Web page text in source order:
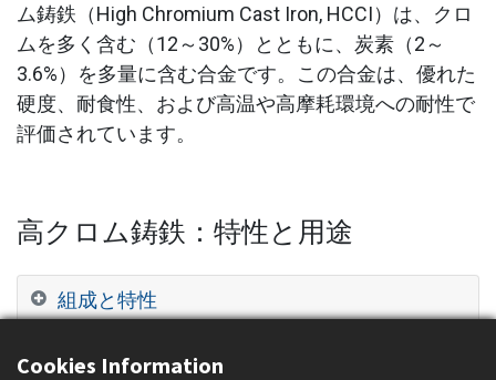
ム鋳鉄（High Chromium Cast Iron, HCCI）は、クロ
ムを多く含む（12～30%）とともに、炭素（2～
3.6%）を多量に含む合金です。この合金は、優れた
硬度、耐食性、および高温や高摩耗環境への耐性で
評価されています。
高クロム鋳鉄：特性と用途
組成と特性
Cookies Information